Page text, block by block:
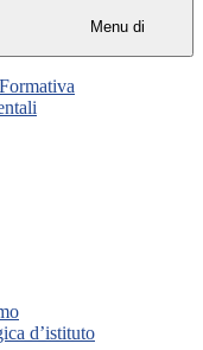
Menu di
d’istituto